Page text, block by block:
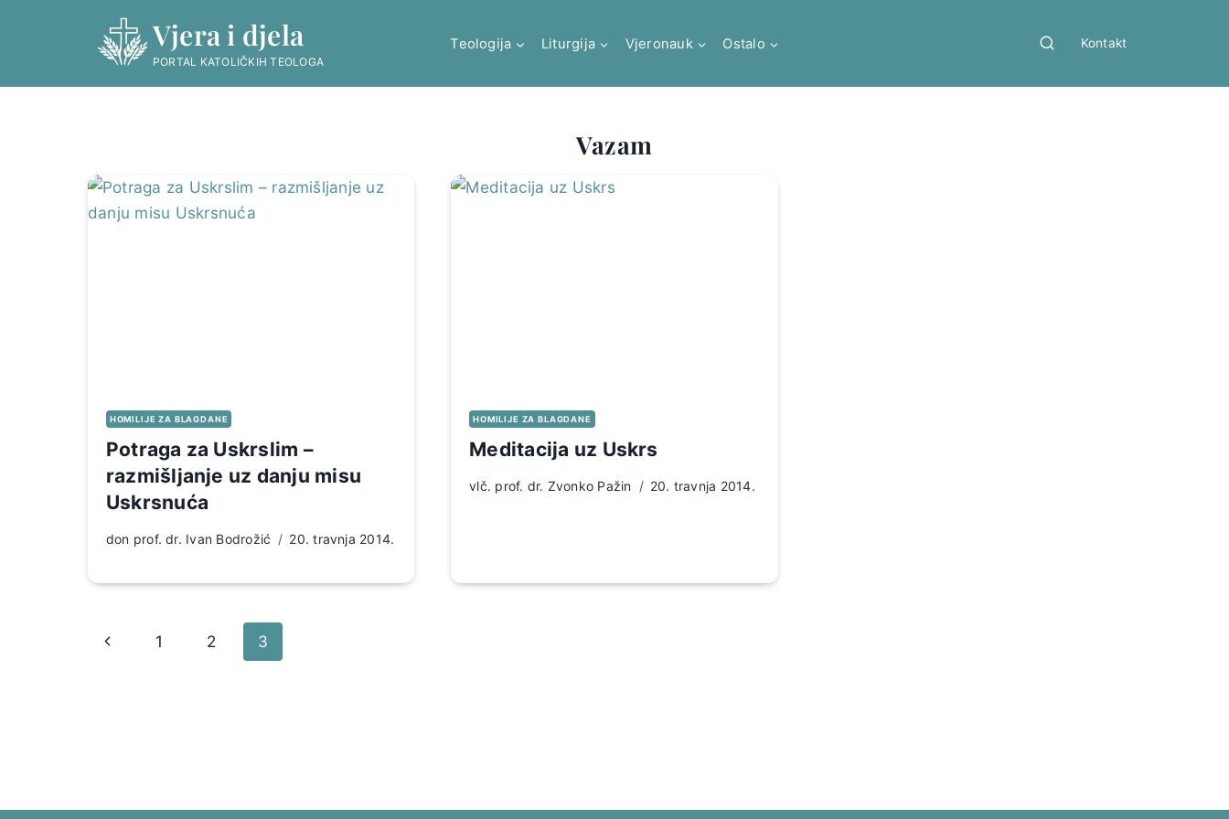
Vjera i djela
PORTAL KATOLIČKIH TEOLOGA
Teologija Liturgija Vjeronauk Ostalo Kontakt
Vazam
HOMILIJE ZA BLAGDANE
Potraga za Uskrslim –
razmišljanje uz danju misu
Uskrsnuća
don prof. dr. Ivan Bodrožić 20. travnja 2014.
HOMILIJE ZA BLAGDANE
Meditacija uz Uskrs
vlč. prof. dr. Zvonko Pažin 20. travnja 2014.
Page
Prethodna
1 2 3